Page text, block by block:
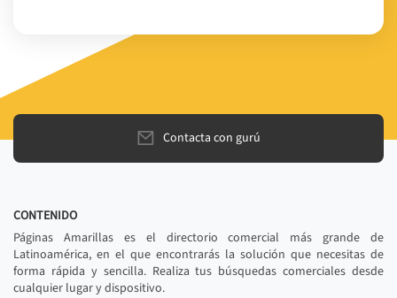
Contacta con gurú
CONTENIDO
Páginas Amarillas es el directorio comercial más grande de
Latinoamérica, en el que encontrarás la solución que necesitas de
forma rápida y sencilla. Realiza tus búsquedas comerciales desde
cualquier lugar y dispositivo.